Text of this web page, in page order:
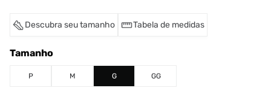
Descubra seu tamanho Tabela de medidas
Tamanho
P M G GG